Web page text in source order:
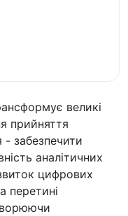
великі
прийняття
- забезпечити
аналітичних
цифрових
перетині